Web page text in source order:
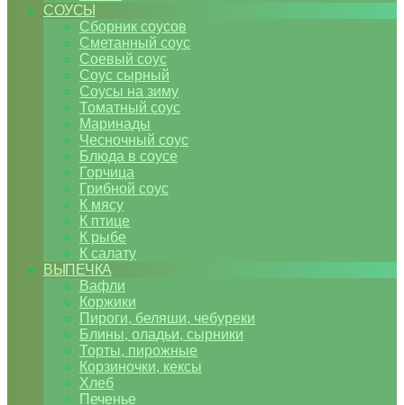
СОУСЫ
Сборник соусов
Сметанный соус
Соевый соус
Соус сырный
Соусы на зиму
Томатный соус
Маринады
Чесночный соус
Блюда в соусе
Горчица
Грибной соус
К мясу
К птице
К рыбе
К салату
ВЫПЕЧКА
Вафли
Коржики
Пироги, беляши, чебуреки
Блины, оладьи, сырники
Торты, пирожные
Корзиночки, кексы
Хлеб
Печенье